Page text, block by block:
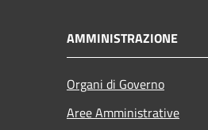
AMMINISTRAZIONE
Organi di Governo
Aree Amministrative